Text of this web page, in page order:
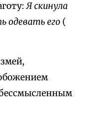
Я скинула
одевать его (